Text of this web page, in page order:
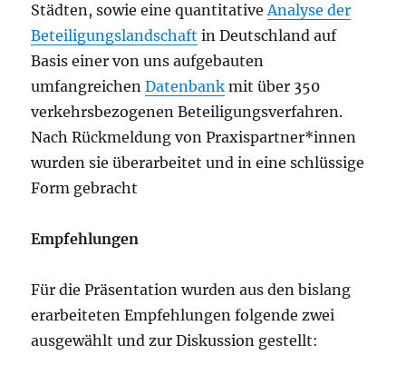
Städten, sowie eine quantitativeAnalyse der
Beteiligungslandschaft in Deutschland auf
Basis einer von uns aufgebauten
umfangreichenDatenbank mit über 350
verkehrsbezogenen Beteiligungsverfahren.
Nach Rückmeldung von Praxispartner*innen
wurden sie überarbeitet und in eine schlüssige
Form gebracht
Empfehlungen
Für die Präsentation wurden aus den bislang
erarbeiteten Empfehlungen folgende zwei
ausgewählt und zur Diskussion gestellt: